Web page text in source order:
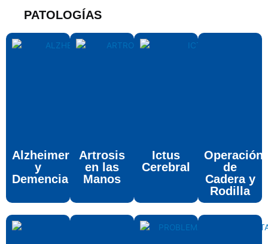
PATOLOGÍAS
Alzheimer
y
Demencia
Artrosis
en las
Manos
Ictus
Cerebral
Operación
de
Cadera y
Rodilla